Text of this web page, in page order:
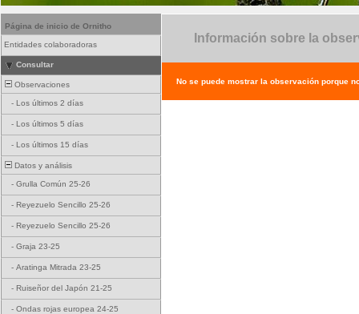
Página de inicio de Ornitho
Entidades colaboradoras
Consultar
Observaciones
- Los últimos 2 días
- Los últimos 5 días
- Los últimos 15 días
Datos y análisis
- Grulla Común 25-26
- Reyezuelo Sencillo 25-26
- Reyezuelo Sencillo 25-26
- Graja 23-25
- Aratinga Mitrada 23-25
- Ruiseñor del Japón 21-25
- Ondas rojas europea 24-25
Información sobre la
No se puede mostrar la observación porque